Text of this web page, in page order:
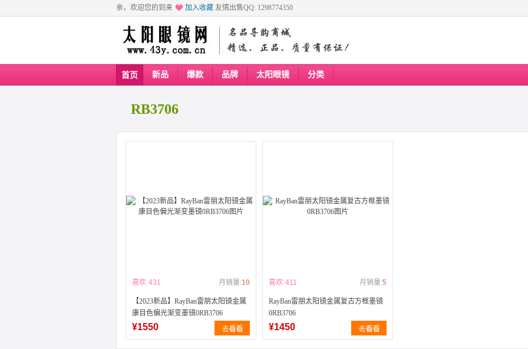
亲，欢迎您的到来 加入收藏 友情出售QQ: 1298774350
首页 新品 爆款 品牌 太阳眼镜 分类
RB3706
喜欢 431 月销量:10
【2023新品】RayBan雷朋太阳镜金属
康目色偏光渐变墨镜0RB3706
¥1550
喜欢 411 月销量:5
RayBan雷朋太阳镜金属复古方框墨镜
0RB3706
¥1450